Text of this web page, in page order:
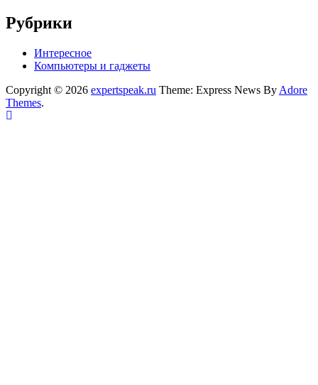
Рубрики
Интересное
Компьютеры и гаджеты
Copyright © 2026 expertspeak.ru Theme: Express News By Adore
Themes.